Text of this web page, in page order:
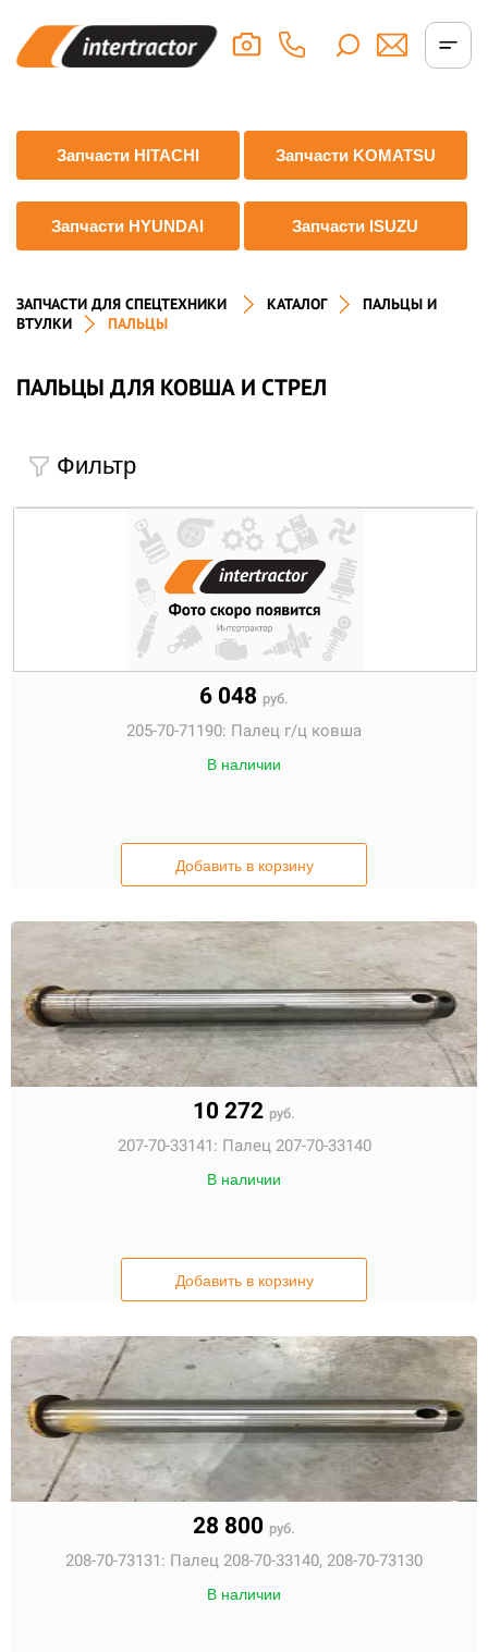
Запчасти HITACHI Запчасти KOMATSU
Запчасти HYUNDAI Запчасти ISUZU
ЗАПЧАСТИ ДЛЯ СПЕЦТЕХНИКИ КАТАЛОГ
ПАЛЬЦЫ И
ВТУЛКИ
ПАЛЬЦЫ
ПАЛЬЦЫ ДЛЯ КОВША И СТРЕЛ
Фильтр
6 048 руб.
205-70-71190: Палец г/ц ковша
В наличии
Добавить в корзину
10 272 руб.
207-70-33141: Палец 207-70-33140
В наличии
Добавить в корзину
28 800 руб.
208-70-73131: Палец 208-70-33140, 208-70-73130
В наличии